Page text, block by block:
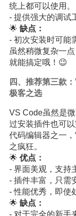
统上都可以使用。
- 提供强大的调试
🌟 缺点：
- 初次安装时可能
虽然稍微复杂一
就能搞定哦！😉
四、推荐第三款
极客之选
VS Code虽然是
过安装插件也可
代码编辑器之一
之疯狂。
🌟 优点：
- 界面美观，支持
- 插件丰富，只需
- 性能优秀，即使
🌟 缺点：
- 对于完全的新手